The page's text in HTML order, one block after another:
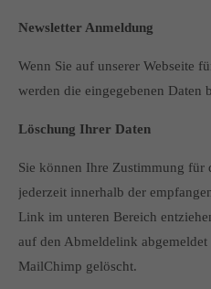
Newsletter Anmeldung
Wenn Sie auf unserer Webseite
werden die eingegebenen Daten
Löschung Ihrer Daten
Sie können Ihre Zustimmung für
jederzeit innerhalb der
Link im unteren Bereich
auf den Abmeldelink
MailChimp gelöscht.